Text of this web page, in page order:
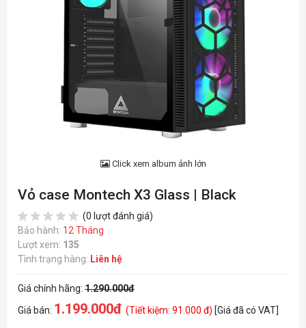
Click xem album ảnh lớn
Vỏ case Montech X3 Glass | Black
(0 lượt đánh giá)
Bảo hành: 12 Tháng
Lượt xem: 135
Tình trạng hàng: Liên hệ
Giá chính hãng: 1.290.000đ
Giá bán: 1.199.000đ (Tiết kiệm: 91.000 đ) [Giá đã có VAT]